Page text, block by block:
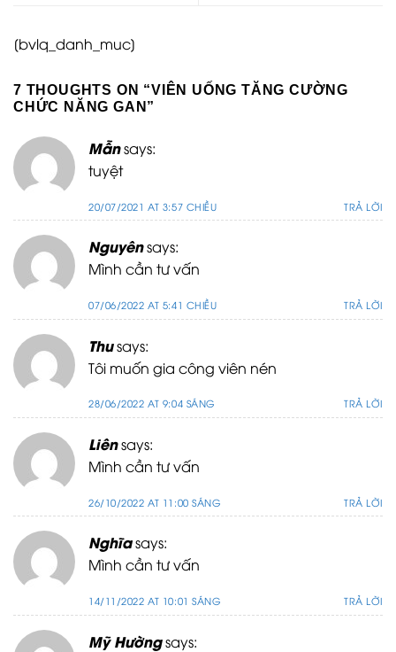
[bvlq_danh_muc]
7 THOUGHTS ON “VIÊN UỐNG TĂNG CƯỜNG
CHỨC NĂNG GAN ”
Mẫnsays:
tuyệt
20/07/2021 AT 3:57 CHIỀU TRẢ LỜI
Nguyênsays:
Mình cần tư vấn
07/06/2022 AT 5:41 CHIỀU TRẢ LỜI
Thusays:
Tôi muốn gia công viên nén
28/06/2022 AT 9:04 SÁNG TRẢ LỜI
Liênsays:
Mình cần tư vấn
26/10/2022 AT 11:00 SÁNG TRẢ LỜI
Nghĩasays:
Mình cần tư vấn
14/11/2022 AT 10:01 SÁNG TRẢ LỜI
Mỹ Hườngsays: